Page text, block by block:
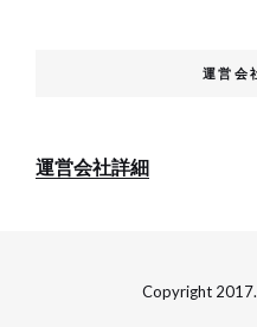
運営会
運営会社詳細
Copyright